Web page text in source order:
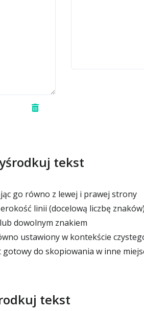
tekst
go równo z lewej i prawej strony
linii (docelową liczbę znaków)
dowolnym znakiem
ustawiony w kontekście
do skopiowania w inne
tekst